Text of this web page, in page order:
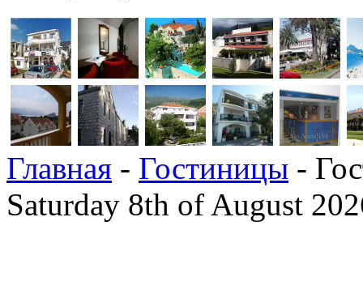
Главная - Гостиницы -
Saturday 8th of August